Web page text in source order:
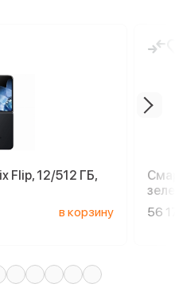
Flip, 12/512 ГБ,
в корзину
56